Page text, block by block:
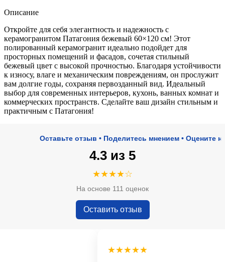
Описание
Откройте для себя элегантность и надежность с
керамогранитом Патагония бежевый 60×120 см! Этот
полированный керамогранит идеально подойдет для
просторных помещений и фасадов, сочетая стильный
бежевый цвет с высокой прочностью. Благодаря устойчивости
к износу, влаге и механическим повреждениям, он прослужит
вам долгие годы, сохраняя первозданный вид. Идеальный
выбор для современных интерьеров, кухонь, ванных комнат и
коммерческих пространств. Сделайте ваш дизайн стильным и
практичным с Патагония!
Оставьте отзыв • Поделитесь мнением • Оцените наш
4.3 из 5
★★★★☆
На основе 111 оценок
Оставить отзыв
★★★★★